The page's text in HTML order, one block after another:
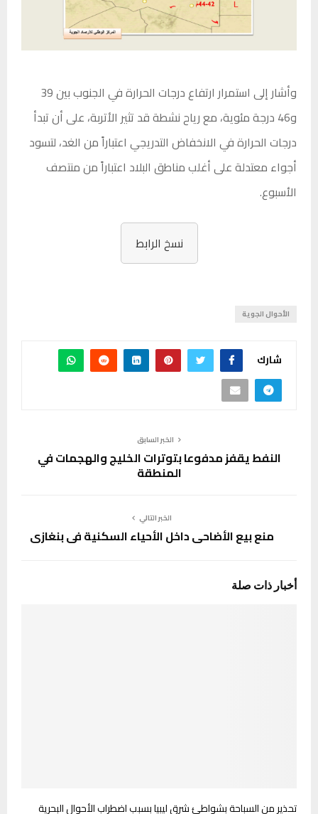
وأشار إلى استمرار ارتفاع درجات الحرارة في الجنوب بين 39
و46 درجة مئوية، مع رياح نشطة قد تثير الأتربة، على أن تبدأ
درجات الحرارة في الانخفاض التدريجي اعتباراً من الغد، لتسود
أجواء معتدلة على أغلب مناطق البلاد اعتباراً من منتصف
الأسبوع.
نسخ الرابط
الأحوال الجوية
شارك
الخبر السابق
النفط يقفز مدفوعا بتوترات الخليج والهجمات في
المنطقة
الخبر التالي
منع بيع الأضاحي داخل الأحياء السكنية في بنغازي
أخبار ذات صلة
تحذير من السباحة بشواطئ شرق ليبيا بسبب اضطراب الأحوال البحرية